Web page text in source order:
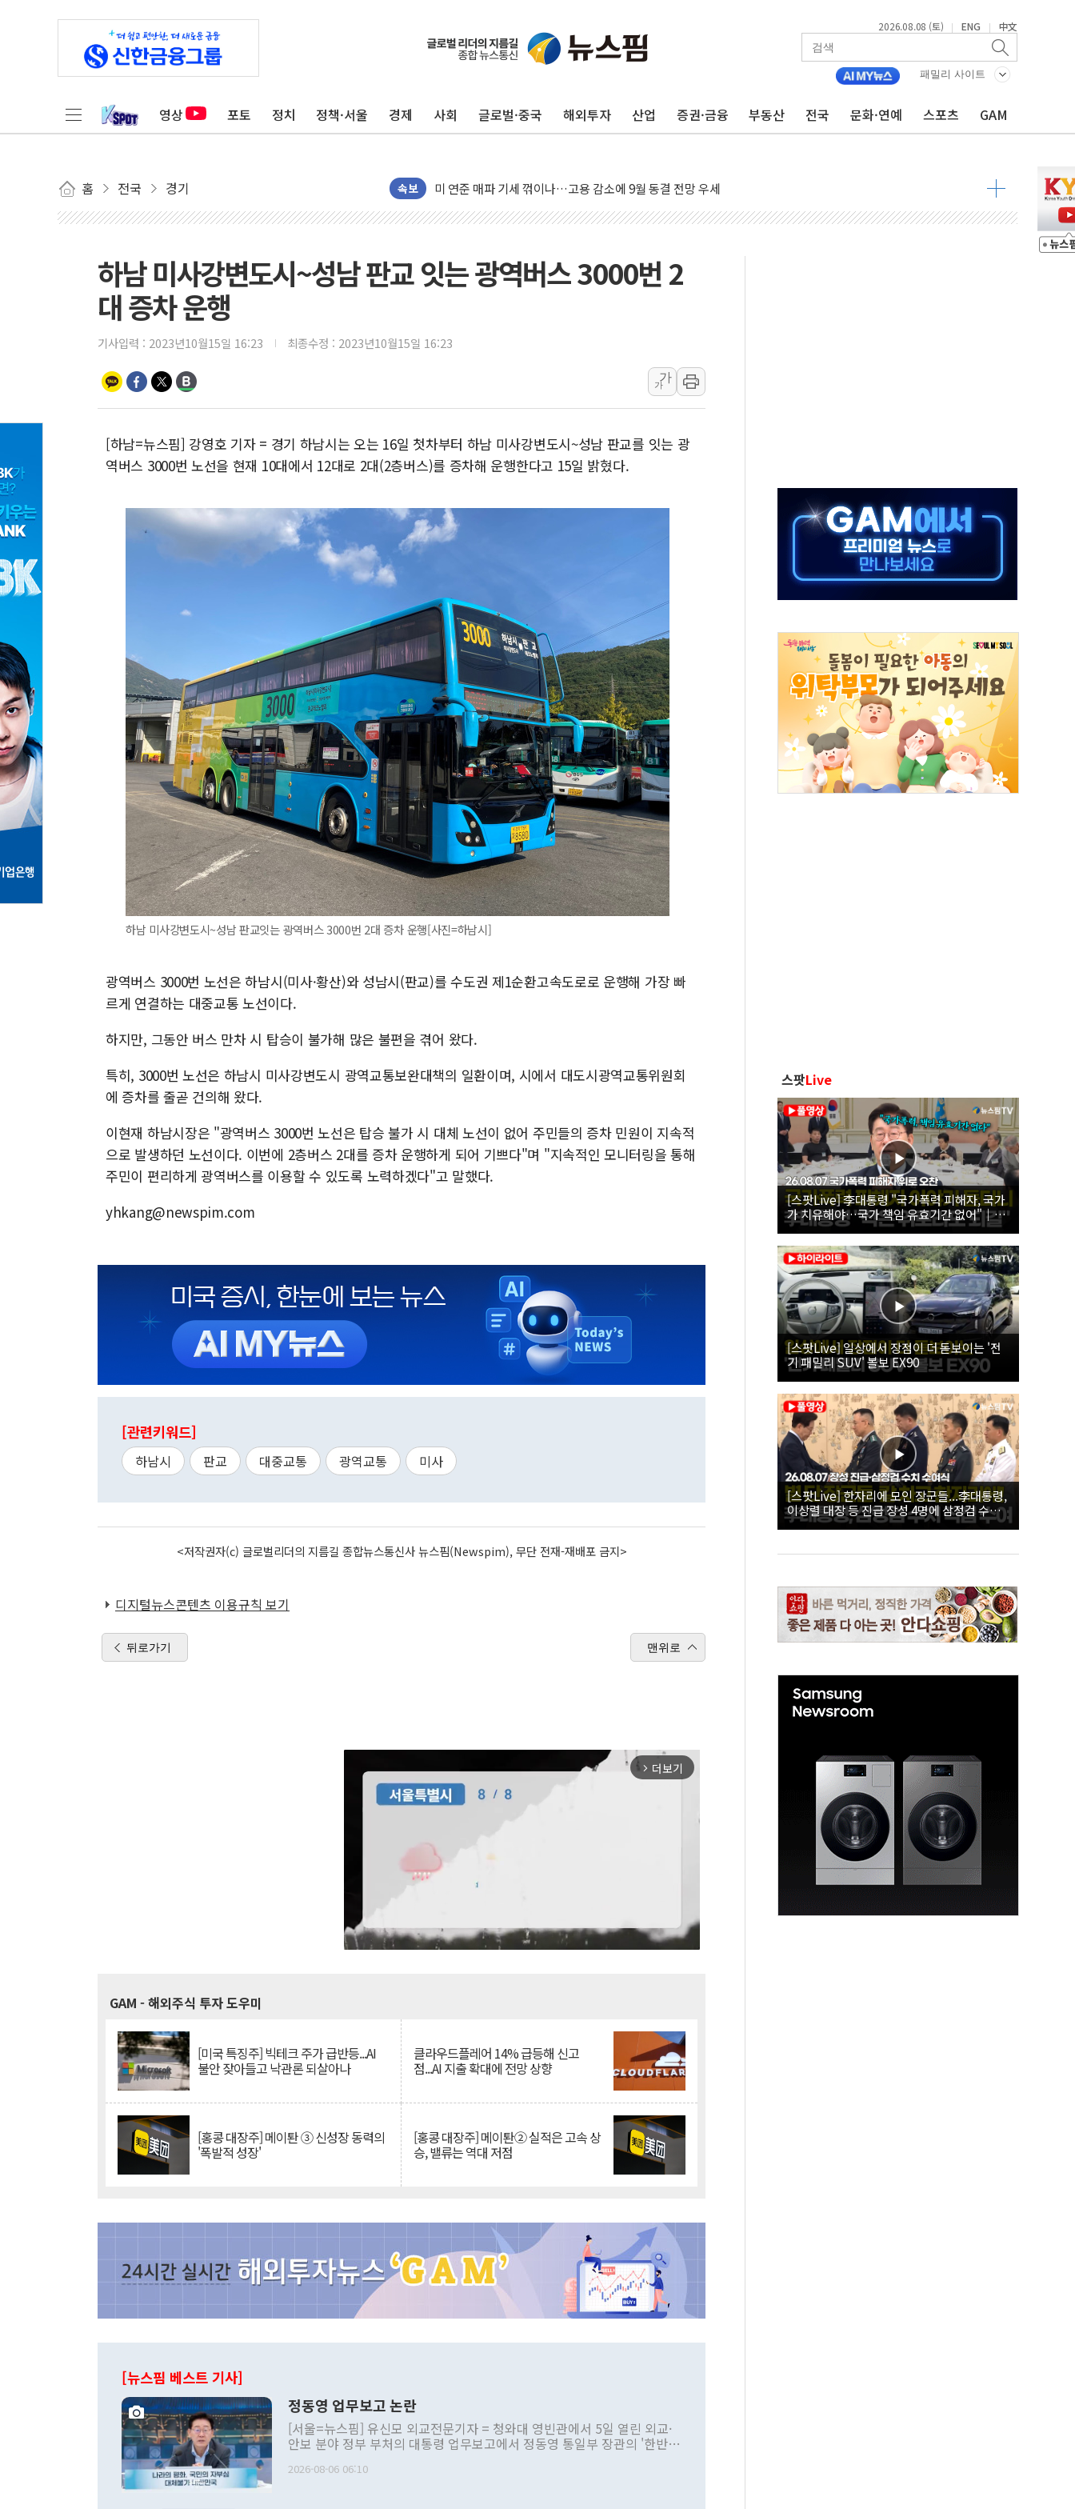
2026.08.08 (토) | ENG | 中文
패밀리 사이트
영상 포토 정치 정책·서울 경제 사회 글로벌·중국 해외투자 산업 증권·금융 부동산 전국 문화·연예 스포츠 GAM
홈 전국 경기 속보
민주, 오늘 제주·인천 경선 결과 발표...'김민석 재역전 vs 정청래 격차 확대'
한상협, 업계 개인정보 보안 새판 짠다…'자율규제단체' 타진
트럼프, 쿡 연준 이사 해임 재추진…"26일까지 의혹 소명" 요구
[종합] 이슬람 수니파 3국, '공동방위협정' 체결… 이스라엘·이란 위협에 맞설 자체 억지력 강화
트럼프, 백신·자폐증 행정명령 검토…"이르면 다음 주"
이란 핵심 원유 수출항 '하르그섬', 최근 1주일 이상 '올스톱'… 美 해상봉쇄 영향
美 고용 쇼크에 엔화 장중 급등…시장은 "또 개입했나" 촉각
[사진] 이슬람 수니파 3개국, 공동방위협정 체결
뉴욕증시 개장 전 특징주...아틀라시안·클라우드플레어·태양광주↑ VS 트레이드데스크·웬디스↓
트럼프 "금리 내려야"…파월 때와 달리 워시엔 톤 낮춰
특정 정치인 측근 포항시 정책특보 내정설...포항시 '시끌'
하남 미사강변도시~성남 판교 잇는 광역버스 3000번 2
대 증차 운행
기사입력 : 2023년10월15일 16:23 최종수정 : 2023년10월15일 16:23
가
가
[하남=뉴스핌] 강영호 기자 = 경기 하남시는 오는 16일 첫차부터 하남 미사강변도시~성남 판교를 잇는 광
역버스 3000번 노선을 현재 10대에서 12대로 2대(2층버스)를 증차해 운행한다고 15일 밝혔다.
하남 미사강변도시~성남 판교잇는 광역버스 3000번 2대 증차 운행[사진=하남시]
광역버스 3000번 노선은 하남시(미사·황산)와 성남시(판교)를 수도권 제1순환고속도로로 운행해 가장 빠
르게 연결하는 대중교통 노선이다.
하지만, 그동안 버스 만차 시 탑승이 불가해 많은 불편을 겪어 왔다.
특히, 3000번 노선은 하남시 미사강변도시 광역교통보완대책의 일환이며, 시에서 대도시광역교통위원회
에 증차를 줄곧 건의해 왔다.
이현재 하남시장은 "광역버스 3000번 노선은 탑승 불가 시 대체 노선이 없어 주민들의 증차 민원이 지속적
으로 발생하던 노선이다. 이번에 2층버스 2대를 증차 운행하게 되어 기쁘다"며 "지속적인 모니터링을 통해
주민이 편리하게 광역버스를 이용할 수 있도록 노력하겠다"고 말했다.
yhkang@newspim.com
[관련키워드]
하남시 판교 대중교통 광역교통 미사
<저작권자(c) 글로벌리더의 지름길 종합뉴스통신사 뉴스핌(Newspim), 무단 전재-재배포 금지>
디지털뉴스콘텐츠 이용규칙 보기
뒤로가기 맨위로
arrow_forward_ios 더보기
GAM - 해외주식 투자 도우미
[미국 특징주] 빅테크 주가 급반등...AI
불안 잦아들고 낙관론 되살아나
클라우드플레어 14% 급등해 신고
점...AI 지출 확대에 전망 상향
[홍콩 대장주] 메이퇀 ③ 신성장 동력의
'폭발적 성장'
[홍콩 대장주] 메이퇀② 실적은 고속 상
승, 밸류는 역대 저점
[뉴스핌 베스트 기사]
정동영 업무보고 논란
[서울=뉴스핌] 유신모 외교전문기자 = 청와대 영빈관에서 5일 열린 외교·
안보 분야 정부 부처의 대통령 업무보고에서 정동영 통일부 장관의 '한반도
발언 중에는 정부 내 조율을 거치지 않은 사안을 정책으로 추진하겠다고 공
2026-08-06 06:10
스팟Live
[스팟Live] 李대통령 "국가폭력 피해자, 국가
가 치유해야…국가 책임 유효기간 없어"｜
26.08.07 국가폭력 피해자 위로 오찬
[스팟Live] 일상에서 장점이 더 돋보이는 '전
기 패밀리 SUV' 볼보 EX90
[스팟Live] 한자리에 모인 장군들...李대통령,
이상렬 대장 등 진급 장성 4명에 삼정검 수치
직접 수여｜26.08.07 장성 진급·삼정검 수치